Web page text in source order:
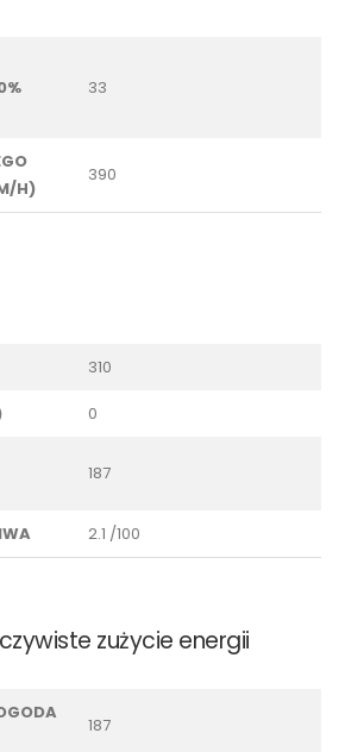
33
H)
390
310
0
187
2.1 /100
zużycie energii
187